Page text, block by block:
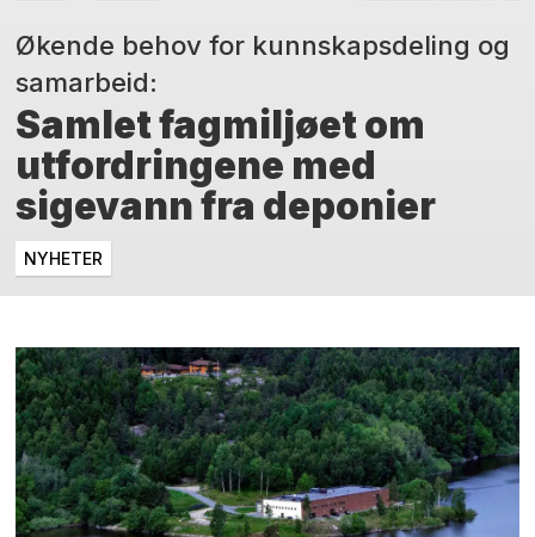
Økende behov for kunnskapsdeling og
samarbeid:
Samlet fagmiljøet om
utfordringene med
sigevann fra deponier
NYHETER